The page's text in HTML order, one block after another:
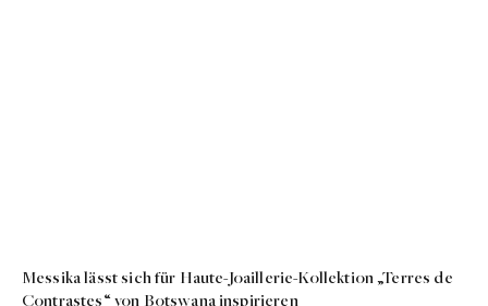
Messika lässt sich für Haute-Joaillerie-Kollektion „Terres de
Contrastes“ von Botswana inspirieren